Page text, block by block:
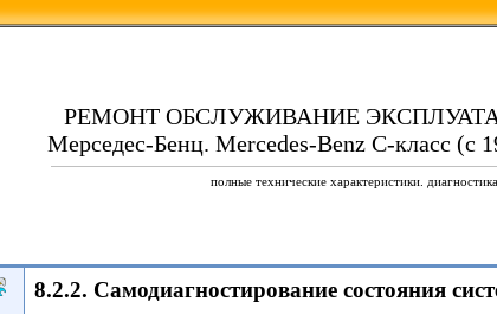
РЕМОНТ ОБСЛУЖИВАНИЕ
Мерседес-Бенц. Mercedes-Benz C-класс (с
полные технические характеристики.
8.2.2. Самодиагностирование состояния